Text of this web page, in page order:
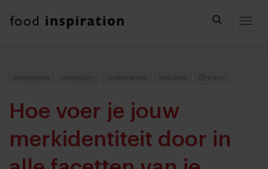
Restaurants Hospitality Ondernemen Hotellerie 4 min
Hoe voer je jouw
merkidentiteit door in